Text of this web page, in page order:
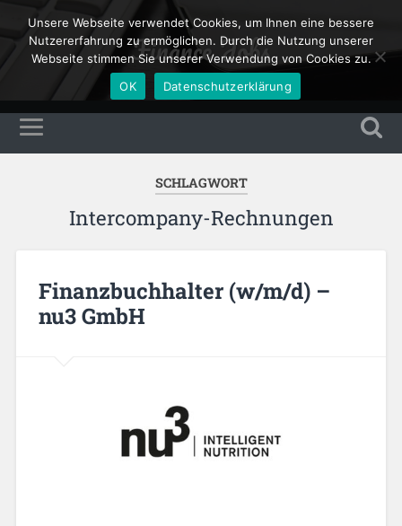
Finance Jobs
SCHLAGWORT
Intercompany-Rechnungen
Finanzbuchhalter (w/m/d) –
nu3 GmbH
Unsere Webseite verwendet Cookies, um Ihnen eine bessere
Nutzererfahrung zu ermöglichen. Durch die Nutzung unserer
Webseite stimmen Sie unserer Verwendung von Cookies zu.
OK
Datenschutzerklärung